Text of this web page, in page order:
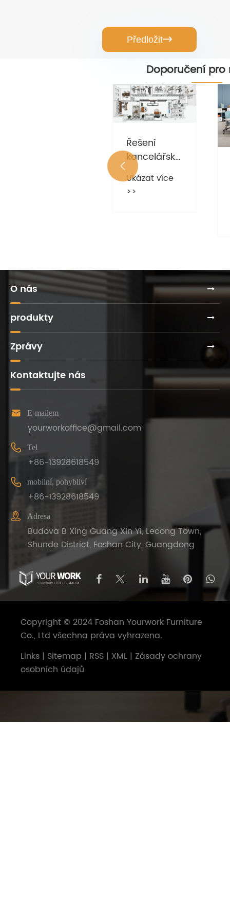
Předložit
Doporučení pro
Řešení
kancelářského
nábytku pro
průmyslovou
Ukázat více
>>

O nás
produkty
Zprávy
Kontaktujte nás
 E-mailem
yourworkoffice@gmail.com
 Tel
+86-13928618549
 mobilní, pohybliví
+86-13928618549
 Adresa
Budova B Xing Guang Xin Yi, Lecong Town,
Shunde District, Foshan City, Guangdong
Copyright © 2024 Foshan Yourwork Furniture
Co., Ltd všechna práva vyhrazena.
Links | Sitemap | RSS | XML | Zásady ochrany
osobních údajů